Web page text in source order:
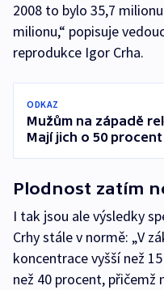
2008 to bylo 35,7
milionu,“ popisuje
reprodukce Igor Crha.
ODKAZ
Mužům na západě
Mají jich o 50
Plodnost zatím
I tak jsou ale výsledky
Crhy stále v normě: „V
koncentrace vyšší než
než 40 procent, přičemž